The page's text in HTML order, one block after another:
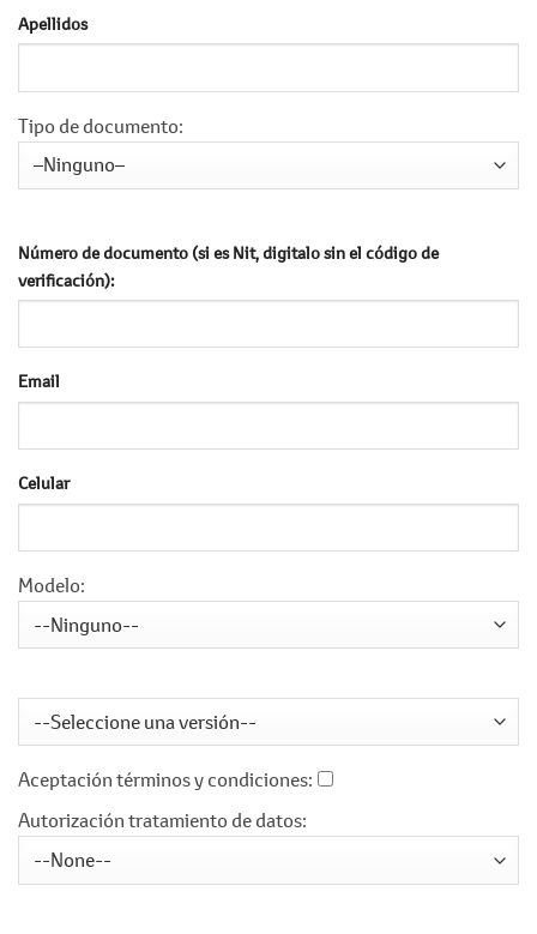
Apellidos
Tipo de documento:
Número de documento (si es Nit, digitalo sin el código de
verificación):
Email
Celular
Modelo:
Aceptación términos y condiciones:
Autorización tratamiento de datos: